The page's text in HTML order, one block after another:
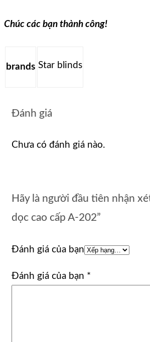
Chúc các bạn thành công!
brands Star blinds
Đánh giá
Chưa có đánh giá nào.
Hãy là người đầu tiên nhận
dọc cao cấp A-202”
Đánh giá của bạn
Đánh giá của bạn *